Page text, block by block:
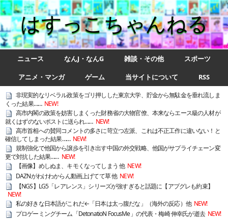
はすっこちゃんねる
ニュース なんJ・なんG 雑談・その他
スポーツ
アニメ・マンガ
ゲーム 当サイトについて RSS
非現実的なリベラル政策をゴリ押しした東京大学、貯金から無駄金を垂れ流しま
くった結果…… NEW!
高市内閣の政策を妨害しまくった財務省の大物官僚、本来ならエース級の人材が
就くはずのないポストに送られ…… NEW!
高市首相への賛同コメントの多さに苛立つ左派、これは不正工作に違いない！と
確信してしまった結果…… NEW!
規制強化で他国から譲歩を引き出す中国の外交戦略、他国がサプライチェーン変
更で対抗した結果…… NEW!
【画像】めしぬま、キモくなってしまう 他 NEW!
DAZNがわけわからん動画上げてて草 他 NEW!
【NGS】LG5「レアレンス」シリーズが強すぎると話題に【アプグレも約束】
NEW!
私の好きな日本語がこれだ←「日本は太っ腹だな」（海外の反応）他 NEW!
プロゲーミングチーム「DetonatioN FocusMe」の代表・梅崎 伸幸氏が逝去 NEW!